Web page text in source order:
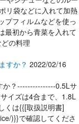
リ袋などに入れて加熱
プフィルムなどを使っ
最初から青菜を入れて
の料理
すか？ 2022/02/16
か？---------------0.5Lサ
イズは4合まで、1.8L
くは{{[取扱説明書]
)}}で確認してくださ